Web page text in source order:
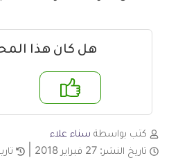
هل كان هذا
لا
كتب بواسطة سناء علاء
تاريخ النشر: 27 فبراير 2018